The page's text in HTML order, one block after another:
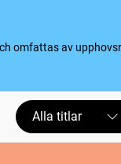
omfattas av
Alla titlar